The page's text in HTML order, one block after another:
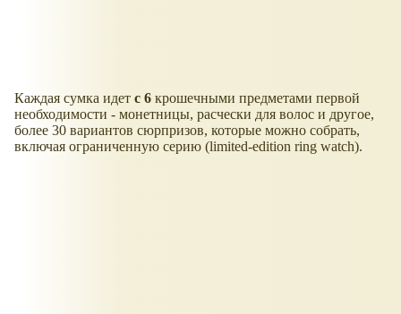
Каждая сумка идет с 6 крошечными предметами первой
необходимости - монетницы, расчески для волос и другое,
более 30 вариантов сюрпризов, которые можно собрать,
включая ограниченную серию (limited-edition ring watch).